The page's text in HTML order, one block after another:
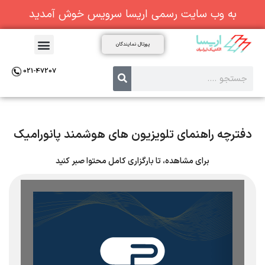
به وب سایت رسمی اریسا سرویس خوش آمدید
پورتال نمایندگان
021-47207
دفترچه راهنمای تلویزیون های هوشمند پانورامیک
برای مشاهده، تا بارگزاری کامل محتوا صبر کنید